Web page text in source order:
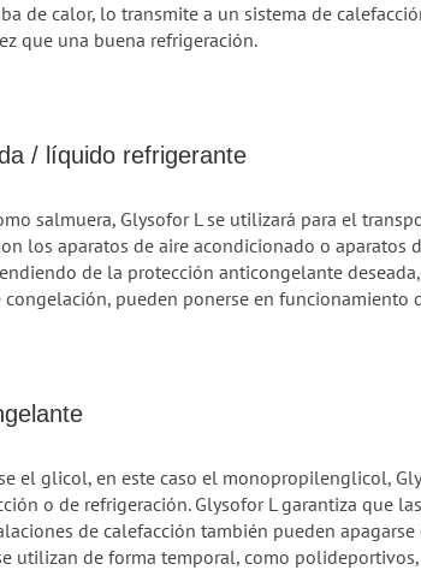
de calor, lo transmite a un sistema de
que una buena refrigeración.
/ líquido refrigerante
salmuera, Glysofor L se utilizará para el
los aparatos de aire acondicionado o aparatos
de la protección anticongelante
pueden ponerse en funcionamiento
el glicol, en este caso el monopropilenglicol,
o de refrigeración. Glysofor L garantiza que
de calefacción también pueden
utilizan de forma temporal, como